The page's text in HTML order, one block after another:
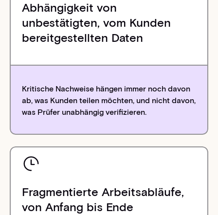
Abhängigkeit von
unbestätigten, vom Kunden
bereitgestellten Daten
Kritische Nachweise hängen immer noch davon
ab, was Kunden teilen möchten, und nicht davon,
was Prüfer unabhängig verifizieren.
Fragmentierte Arbeitsabläufe,
von Anfang bis Ende